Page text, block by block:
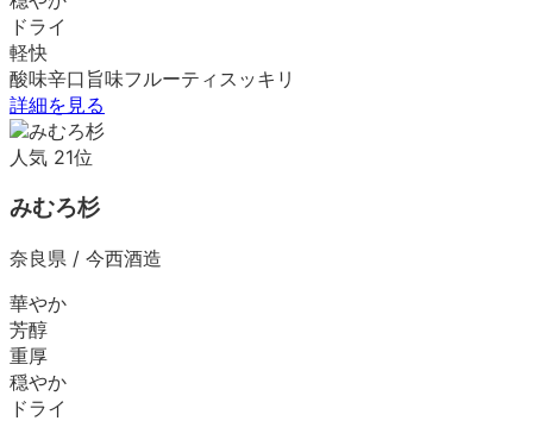
ドライ
軽快
酸味辛口 旨味フルーティ スッキリ
詳細を見る
人気 21位
みむろ杉
奈良県 / 今西酒造
華やか
芳醇
重厚
穏やか
ドライ